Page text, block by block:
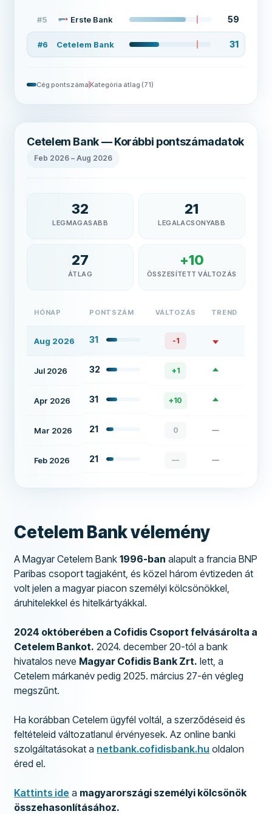
#5 Erste Bank 59
#6 Cetelem Bank 31
Cég pontszáma Kategória átlag (71)
Cetelem Bank — Korábbi pontszámadatok
Feb 2026 –Aug 2026
32
LEGMAGASABB
21
LEGALACSONYABB
27
ÁTLAG
+10
ÖSSZESÍTETT VÁLTOZÁS
HÓNAP PONTSZÁM VÁLTOZÁS TREND
Aug 2026 31 -1
Jul 2026 32 +1
Apr 2026 31 +10
Mar 2026 21 0
Feb 2026 21 —
Cetelem Bank vélemény
A Magyar Cetelem Bank1996-ban alapult a francia BNP
Paribas csoport tagjaként, és közel három évtizeden át
volt jelen a magyar piacon személyi kölcsönökkel,
áruhitelekkel és hitelkártyákkal.
2024 októberében a Cofidis Csoport felvásárolta a
Cetelem Bankot. 2024. december 20-tól a bank
hivatalos neve Magyar Cofidis Bank Zrt. lett, a
Cetelem márkanév pedig 2025. március 27-én végleg
megszűnt.
Ha korábban Cetelem ügyfél voltál, a szerződéseid és
feltételeid változatlanul érvényesek. Az online banki
szolgáltatásokat a netbank.cofidisbank.hu oldalon
éred el.
Kattints ide a magyarországi személyi kölcsönök
összehasonlításához.